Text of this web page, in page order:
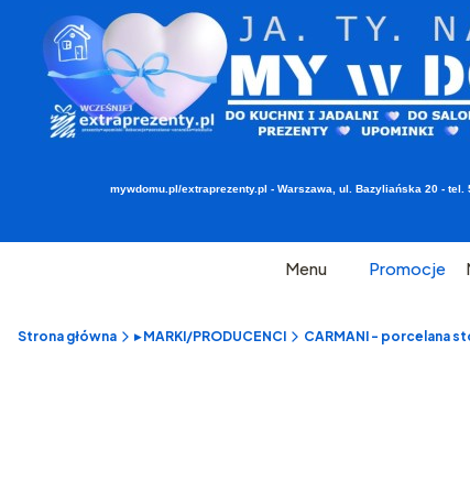
mywdomu.pl/extraprezenty.pl - Warszawa, ul. Bazyliańska 20 - tel.
Menu Promocje
Strona główna ▸ MARKI/PRODUCENCI CARMANI - porcelana